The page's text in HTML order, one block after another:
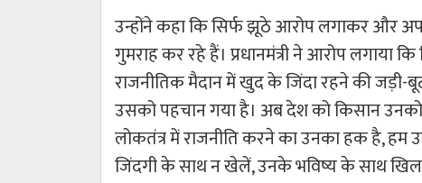
उन्होंने कहा कि सिर्फ झूठे आरोप लगाकर और
गुमराह कर रहे हैं। प्रधानमंत्री ने आरोप लगाया
राजनीतिक मैदान में खुद के जिंदा रहने की जड़ी-
उसको पहचान गया है। अब देश को किसान उनको
लोकतंत्र में राजनीति करने का उनका हक है, हम
जिंदगी के साथ न खेलें, उनके भविष्य के साथ